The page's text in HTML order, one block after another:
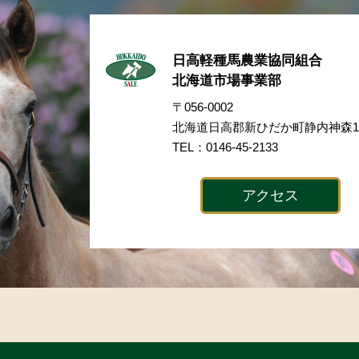
日高軽種馬農業協同組合
北海道市場事業部
〒056-0002
北海道日高郡新ひだか町静内神森
TEL：0146-45-2133
アクセス